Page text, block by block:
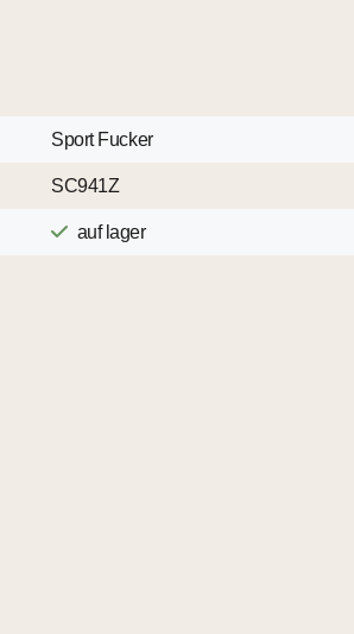
Sport Fucker
SC941Z
auf lager